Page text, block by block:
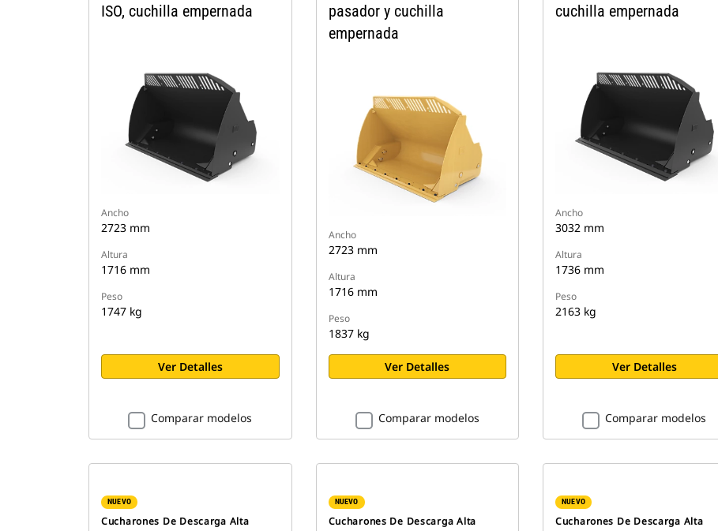
ISO, cuchilla empernada
Ancho
2723 mm
Altura
1716 mm
Peso
1747 kg
Ver Detalles
Comparar modelos
pasador y cuchilla
empernada
Ancho
2723 mm
Altura
1716 mm
Peso
1837 kg
Ver Detalles
Comparar modelos
cuchilla empernada
Ancho
3032 mm
Altura
1736 mm
Peso
2163 kg
Ver Detalles
Comparar modelos
NUEVO
Cucharones De Descarga Alta
NUEVO
Cucharones De Descarga Alta
NUEVO
Cucharones De Descarga Alta